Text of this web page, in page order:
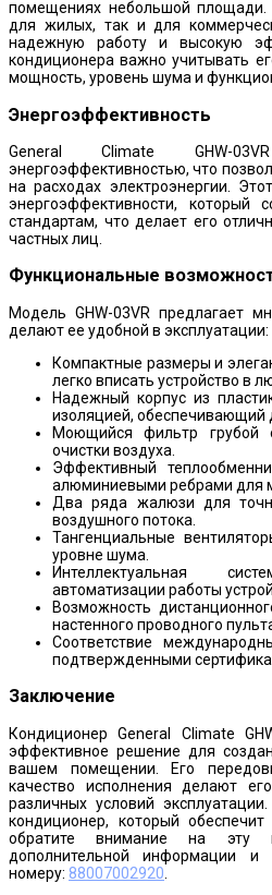
помещениях небольшой
для жилых, так и для
надежную работу и высокую
кондиционера важно учитывать
мощность, уровень шума и
Энергоэффективность
General Climate GHW-
энергоэффективностью, что
на расходах электроэнергии.
энергоэффективности, который
стандартам, что делает его
частных лиц.
Функциональные
Модель GHW-03VR предлагает
делают ее удобной в эксплуатации:
Компактные размеры и
легко вписать устройство в
Надежный корпус из
изоляцией, обеспечивающий
Моющийся фильтр грубой
очистки воздуха.
Эффективный
алюминиевыми ребрами для
Два ряда жалюзи для
воздушного потока.
Тангенциальные
уровне шума.
Интеллектуальная
автоматизации работы
Возможность
настенного проводного
Соответствие
подтвержденными
Заключение
Кондиционер General Climate
эффективное решение для
вашем помещении. Его
качество исполнения делают
различных условий
кондиционер, который
обратите внимание на эту
дополнительной информации и
номеру: 88007002920